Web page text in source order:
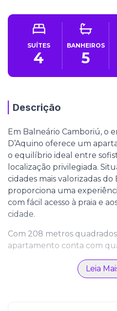
SUÍTES
4
BANHEIROS
5
Descrição
Em Balneário Camboriú, o
D’Aquino oferece um
o equilíbrio ideal entre
localização privilegiada.
cidades mais valorizadas do
proporciona uma
com fácil acesso à praia e
cidade.
Com 208 metros
apartamento conta com
pensadas para oferecer
em todos os detalhes. Os
integrados e bem
Leia